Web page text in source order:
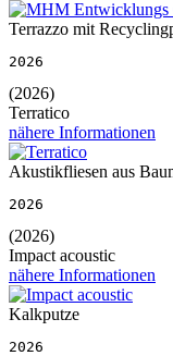
Terrazzo mit
2026
(2026)
Terratico
nähere Informationen
Akustikfliesen aus
2026
(2026)
Impact acoustic
nähere Informationen
Kalkputze
2026